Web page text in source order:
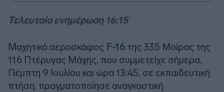
Τελευταία ενημέρωση 16:15
Μαχητικό αεροσκάφος F-16της 335 Μοίρας της
116 Πτέρυγας Μάχης, που συμμετείχε σήμερα,
Πέμπτη 9 Ιουλίου και ώρα 13:45, σε εκπαιδευτική
πτήση, πραγματοποίησε αναγκαστική